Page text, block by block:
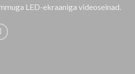
LED-ekraaniga videoseinad.